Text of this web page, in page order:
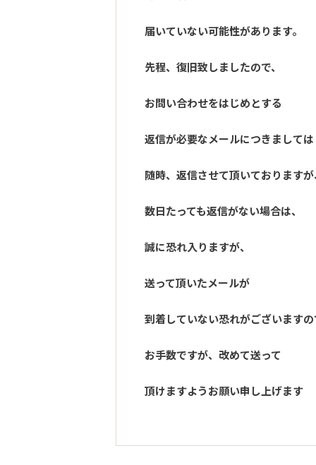
届いていない可能性があります。
先程、復旧致しましたので、
お問い合わせをはじめとする
返信が必要なメールにつきましては
随時、返信させて頂いております
数日たっても返信がない場合は、
誠に恐れ入りますが、
送って頂いたメールが
到着していない恐れがございます
お手数ですが、改めて送って
頂けますようお願い申し上げます